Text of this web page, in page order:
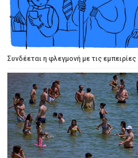
Συνδέεται η φλεγμονή με τις